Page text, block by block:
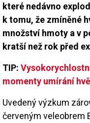
které nedávno
k tomu, že zmíněné
množství hmoty a v
kratší než rok před
TIP:
momenty umírání
Uvedený výzkum
červeným veleobrem